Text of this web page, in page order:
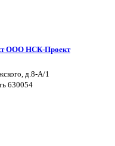
ООО НСК-Проект
д.8-А/1
630054